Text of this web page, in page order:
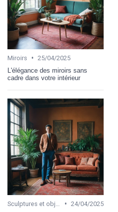
Miroirs • 25/04/2025
L'élégance des miroirs sans
cadre dans votre intérieur
Sculptures et objets d'art • 24/04/2025